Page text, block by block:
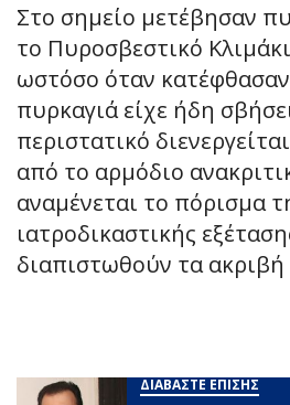
Στο σημείο μετέβησαν
το Πυροσβεστικό
ωστόσο όταν
πυρκαγιά είχε ήδη
περιστατικό
από το αρμόδιο
αναμένεται το πόρισμα
ιατροδικαστικής
διαπιστωθούν τα ακριβή
ΔΙΑΒΑΣΤΕ ΕΠΙΣΗΣ